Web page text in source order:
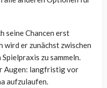
seine Chancen erst
wird er zunächst zwischen
zu sammeln.
Augen: langfristig vor
aufzulaufen.